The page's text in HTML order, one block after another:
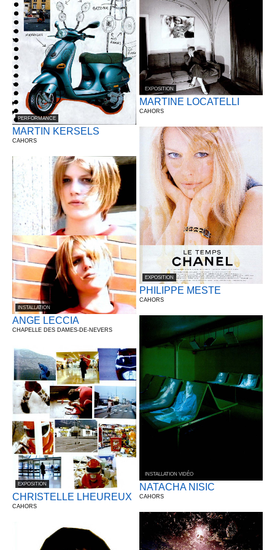
PERFORMANCE
MARTIN KERSELS
CAHORS
INSTALLATION
ANGE LECCIA
CHAPELLE DES DAMES-DE-NEVERS
EXPOSITION
CHRISTELLE LHEUREUX
CAHORS
EXPOSITION
MARTINE LOCATELLI
CAHORS
EXPOSITION
PHILIPPE MESTE
CAHORS
INSTALLATION VIDÉO
NATACHA NISIC
CAHORS